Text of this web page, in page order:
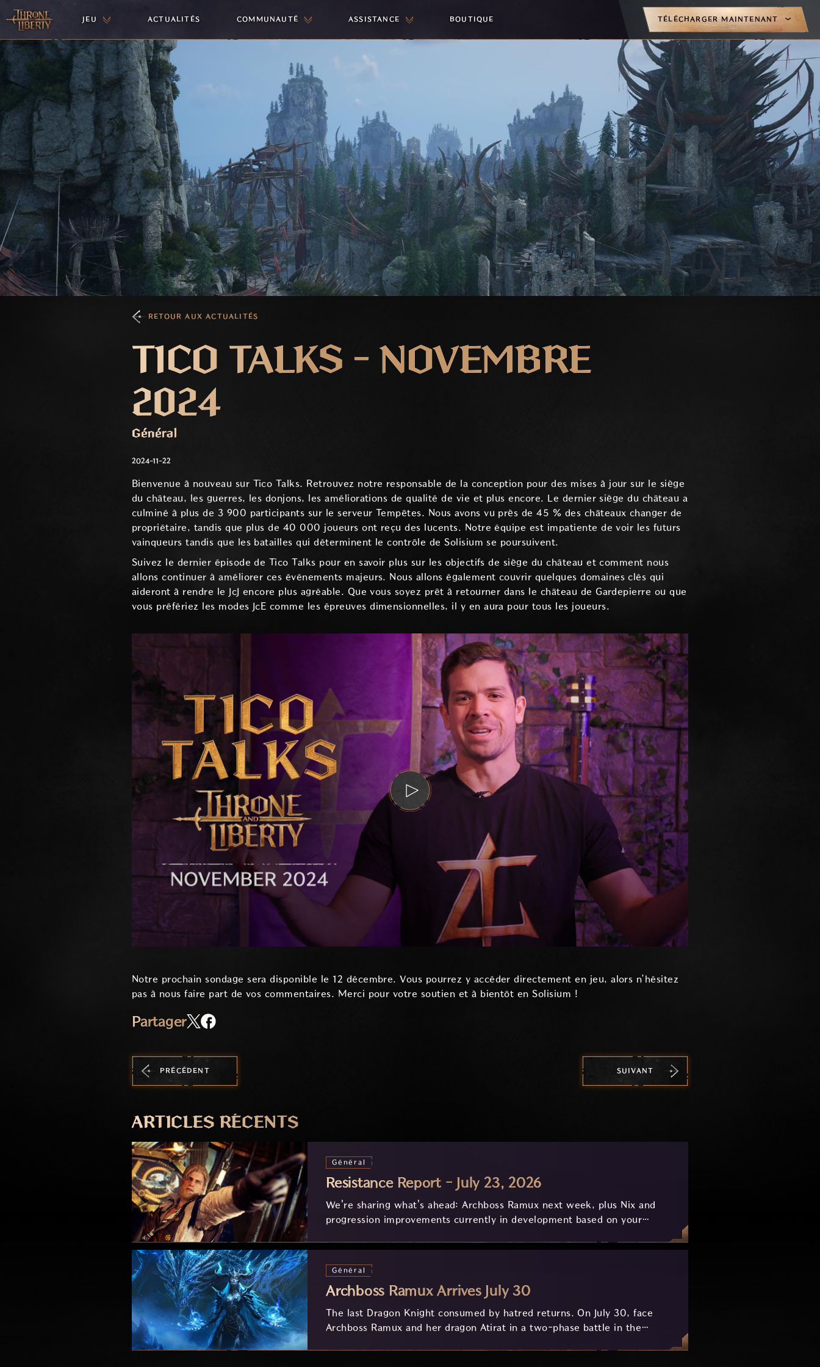
JEU ACTUALITÉS COMMUNAUTÉ ASSISTANCE BOUTIQUE TÉLÉCHARGER MAINTENANT
RETOUR AUX ACTUALITÉS
TICO TALKS - NOVEMBRE
2024
Général
2024-11-22
Bienvenue à nouveau sur Tico Talks. Retrouvez notre responsable de la conception pour des mises à jour sur le siège
du château, les guerres, les donjons, les améliorations de qualité de vie et plus encore. Le dernier siège du château a
culminé à plus de 3 900 participants sur le serveur Tempêtes. Nous avons vu près de 45 % des châteaux changer de
propriétaire, tandis que plus de 40 000 joueurs ont reçu des lucents. Notre équipe est impatiente de voir les futurs
vainqueurs tandis que les batailles qui déterminent le contrôle de Solisium se poursuivent.
Suivez le dernier épisode de Tico Talks pour en savoir plus sur les objectifs de siège du château et comment nous
allons continuer à améliorer ces événements majeurs. Nous allons également couvrir quelques domaines clés qui
aideront à rendre le JcJ encore plus agréable. Que vous soyez prêt à retourner dans le château de Gardepierre ou que
vous préfériez les modes JcE comme les épreuves dimensionnelles, il y en aura pour tous les joueurs.
Notre prochain sondage sera disponible le 12 décembre. Vous pourrez y accéder directement en jeu, alors n’hésitez
pas à nous faire part de vos commentaires. Merci pour votre soutien et à bientôt en Solisium !
Partager
PRÉCÉDENT SUIVANT
ARTICLES RÉCENTS
Général
Resistance Report - July 23, 2026
We're sharing what's ahead: Archboss Ramux next week, plus Nix and
progression improvements currently in development based on your
Général
Archboss Ramux Arrives July 30
The last Dragon Knight consumed by hatred returns. On July 30, face
Archboss Ramux and her dragon Atirat in a two-phase battle in the